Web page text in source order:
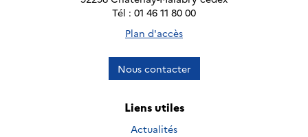
Tél : 01 46 11 80 00
Plan d'accès
Nous contacter
Liens utiles
Actualités